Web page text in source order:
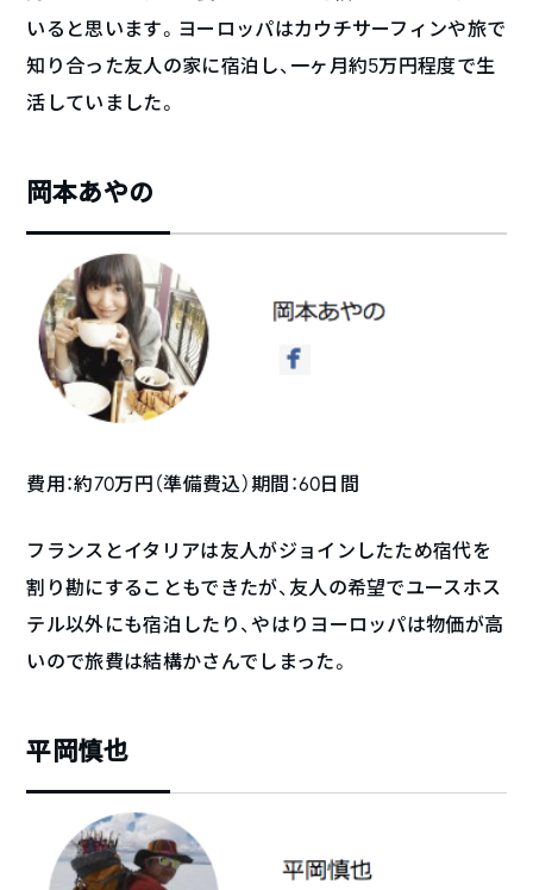
いると思います。ヨーロッパはカウチサーフィンや旅で
知り合った友人の家に宿泊し、一ヶ月約5万円程度で生
活していました。
岡本あやの
費用：約70万円（準備費込）期間：60日間
フランスとイタリアは友人がジョインしたため宿代を
割り勘にすることもできたが、友人の希望でユースホス
テル以外にも宿泊したり、やはりヨーロッパは物価が高
いので旅費は結構かさんでしまった。
平岡慎也